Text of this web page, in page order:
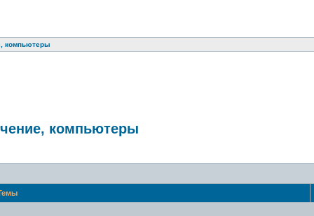
компьютеры
компьютеры